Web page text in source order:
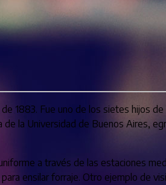
1883. Fue uno de los sietes hijos
la Universidad de Buenos Aires,
a través de las estaciones
ensilar forraje. Otro ejemplo de